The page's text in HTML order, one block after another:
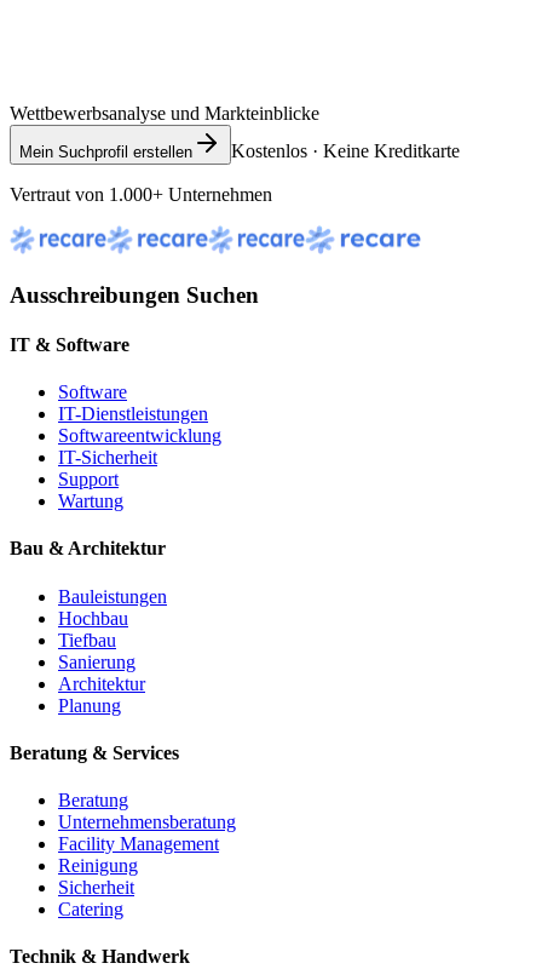
Wettbewerbsanalyse und Markteinblicke
Mein Suchprofil erstellen Kostenlos · Keine Kreditkarte
Vertraut von 1.000+ Unternehmen
Ausschreibungen Suchen
IT & Software
Software
IT-Dienstleistungen
Softwareentwicklung
IT-Sicherheit
Support
Wartung
Bau & Architektur
Bauleistungen
Hochbau
Tiefbau
Sanierung
Architektur
Planung
Beratung & Services
Beratung
Unternehmensberatung
Facility Management
Reinigung
Sicherheit
Catering
Technik & Handwerk